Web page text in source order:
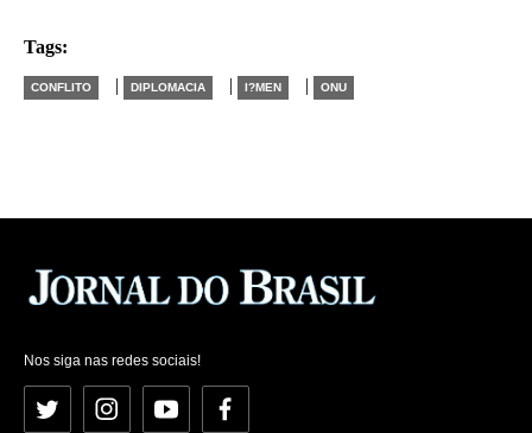
Tags:
CONFLITO | DIPLOMACIA | I?MEN | ONU
Nos siga nas redes sociais!
Twitter InstagramYouTubeFacebook